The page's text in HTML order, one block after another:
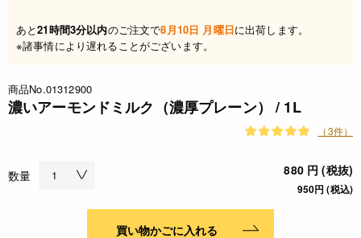
あと21時間3分以内のご注文で8月10日 月曜日に出荷します。
※諸事情により遅れることがございます。
商品No.01312900
濃いアーモンドミルク（濃厚プレーン） / 1L
（3件）
数量 880 円 (税抜)
950円 (税込)
買い物かごに入れる